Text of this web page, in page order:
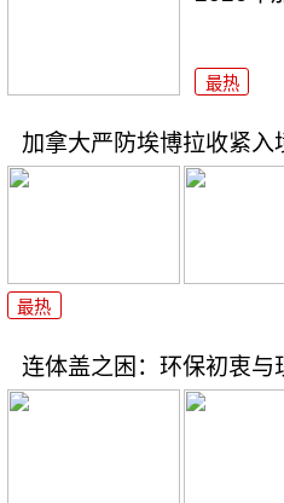
最热
加拿大严防埃博拉收紧入
最热
连体盖之困：环保初衷与